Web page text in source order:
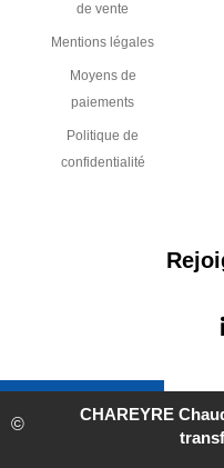
de vente
Mentions légales
Moyens de
paiements
Politique de
confidentialité
CHAREYRE